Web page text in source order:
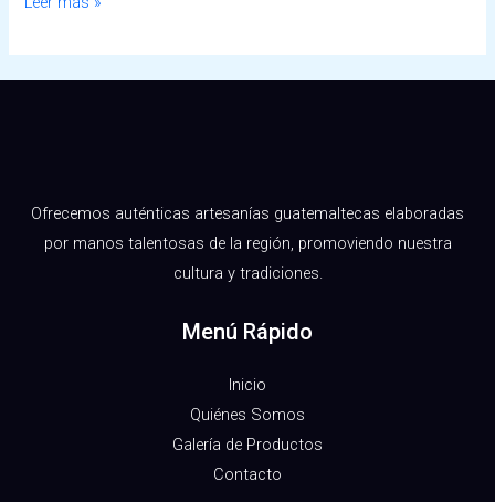
Ofrecemos auténticas artesanías guatemaltecas elaboradas
por manos talentosas de la región, promoviendo nuestra
cultura y tradiciones.
Menú Rápido
Inicio
Quiénes Somos
Galería de Productos
Contacto